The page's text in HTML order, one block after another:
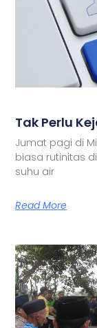
Tak Perlu
Jumat pagi di
biasa rutinitas
suhu air
Read More